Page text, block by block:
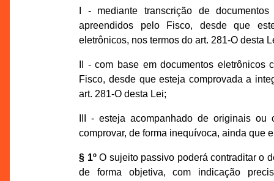
I - mediante transcrição de
apreendidos pelo Fisco, desde que
eletrônicos, nos termos do art. 281-O desta
II - com base em documentos
Fisco, desde que esteja comprovada a
art. 281-O desta Lei;
III - esteja acompanhado de originais
comprovar, de forma inequívoca, ainda que
§ 1ºO sujeito passivo poderá contraditar o
de forma objetiva, com indicação